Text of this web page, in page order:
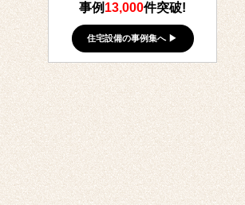
事例 13,000件突破!
住宅設備の事例集へ ▶